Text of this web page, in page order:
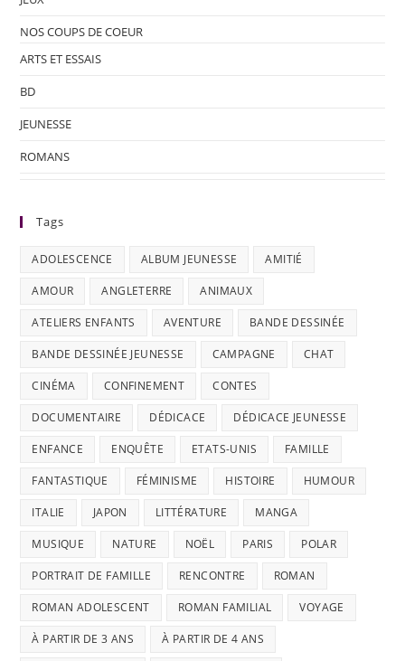
NOS COUPS DE COEUR
ARTS ET ESSAIS
BD
JEUNESSE
ROMANS
Tags
ADOLESCENCE ALBUM JEUNESSE AMITIÉ
AMOUR ANGLETERRE ANIMAUX
ATELIERS ENFANTS AVENTURE BANDE DESSINÉE
BANDE DESSINÉE JEUNESSE CAMPAGNE CHAT
CINÉMA CONFINEMENT CONTES
DOCUMENTAIRE DÉDICACE DÉDICACE JEUNESSE
ENFANCE ENQUÊTE ETATS-UNIS FAMILLE
FANTASTIQUE FÉMINISME HISTOIRE HUMOUR
ITALIE JAPON LITTÉRATURE MANGA
MUSIQUE NATURE NOËL PARIS POLAR
PORTRAIT DE FAMILLE RENCONTRE ROMAN
ROMAN ADOLESCENT ROMAN FAMILIAL VOYAGE
À PARTIR DE 3 ANS À PARTIR DE 4 ANS